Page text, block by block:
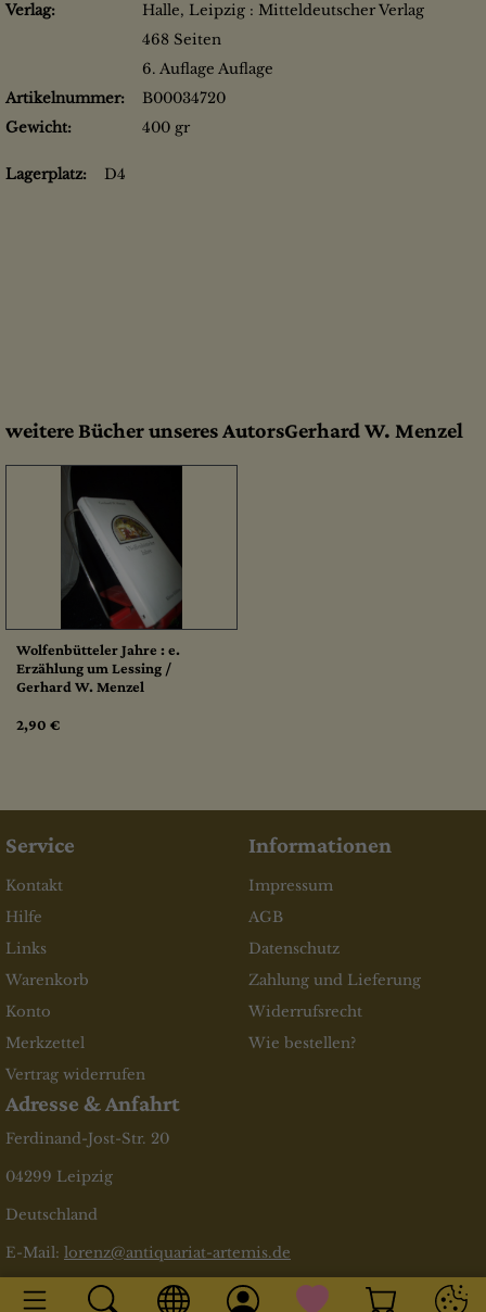
Verlag:
Halle, Leipzig : Mitteldeutscher Verlag
468 Seiten
6. Auflage Auflage
Artikelnummer:
B00034720
Gewicht:
400 gr
Lagerplatz: D4
weitere Bücher unseres AutorsGerhard W. Menzel
Wolfenbütteler Jahre : e.
Erzählung um Lessing /
Gerhard W. Menzel
2,90 €
Service
Kontakt
Hilfe
Links
Warenkorb
Konto
Merkzettel
Vertrag widerrufen
Informationen
Impressum
AGB
Datenschutz
Zahlung und Lieferung
Widerrufsrecht
Wie bestellen?
Adresse & Anfahrt
Ferdinand-Jost-Str. 20
04299 Leipzig
Deutschland
E-Mail: lorenz@antiquariat-artemis.de
* inkl. MwSt., zzgl.Versandkosten